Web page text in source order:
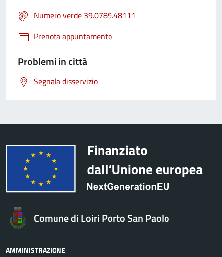
Numero verde 39.0789.48111
Prenota appuntamento
Problemi in città
Segnala disservizio
Comune di Loiri Porto San Paolo
AMMINISTRAZIONE